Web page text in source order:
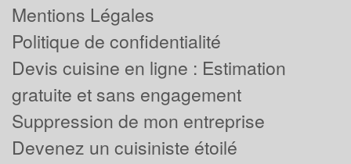
Mentions Légales
Politique de confidentialité
Devis cuisine en ligne : Estimation
gratuite et sans engagement
Suppression de mon entreprise
Devenez un cuisiniste étoilé